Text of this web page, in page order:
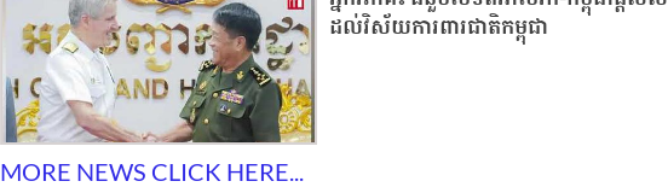
ដល់វិស័យការពារជាតិកម្ពុជា
MORE NEWS CLICK HERE...